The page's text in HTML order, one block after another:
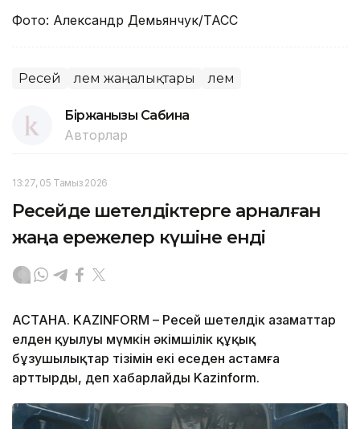
Фото: Александр Демьянчук/ТАСС
Ресей Әлем жаңалықтары Әлем
Біржанқызы Сабина
Авторлар
13:27, 05 Тамыз 2026
Ресейде шетелдіктерге арналған
жаңа ережелер күшіне енді
АСТАНА. KAZINFORM – Ресей шетелдік азаматтар
елден қуылуы мүмкін әкімшілік құқық
бұзушылықтар тізімін екі еседен астамға
арттырды, деп хабарлайды Kazinform.